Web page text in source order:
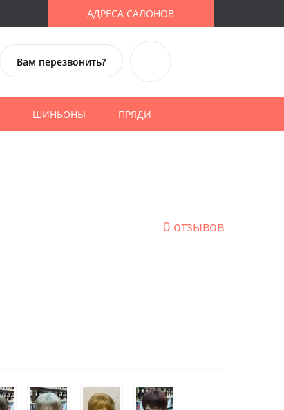
АДРЕСА САЛОНОВ
Вам перезвонить?
ШИНЬОНЫ ПРЯДИ
0 отзывов